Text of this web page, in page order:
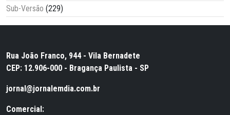
Sub-Versão (229)
Rua João Franco, 944 - Vila Bernadete
CEP: 12.906-000 - Bragança Paulista - SP
jornal@jornalemdia.com.br
Comercial: